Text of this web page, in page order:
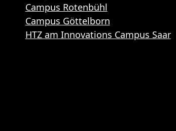
Campus Rotenbühl
Campus Göttelborn
HTZ am Innovations Campus Saar